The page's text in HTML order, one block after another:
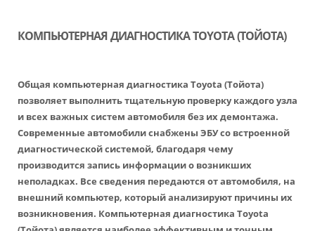
КОМПЬЮТЕРНАЯ ДИАГНОСТИКА TOYOTA (ТОЙОТА)
Общая компьютерная диагностика Toyota (Тойота)
позволяет выполнить тщательную проверку каждого узла
и всех важных систем автомобиля без их демонтажа.
Современные автомобили снабжены ЭБУ со встроенной
диагностической системой, благодаря чему
производится запись информации о возникших
неполадках. Все сведения передаются от автомобиля, на
внешний компьютер, который анализируют причины их
возникновения. Компьютерная диагностика Toyota